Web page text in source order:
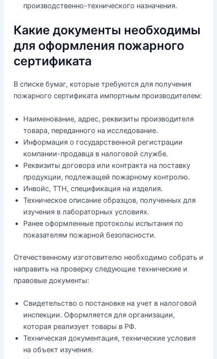
производственно-технического назначения.
Какие документы необходимы
для оформления пожарного
сертификата
В списке бумаг, которые требуются для получения
пожарного сертификата импортным производителем:
Наименование, адрес, реквизиты производителя
товара, переданного на исследование.
Информация о государственной регистрации
компании-продавца в налоговой службе.
Реквизиты договора или контракта на поставку
продукции, подлежащей пожарному контролю.
Инвойс, ТТН, спецификация на изделия.
Техническое описание образцов, полученных для
изучения в лабораторных условиях.
Ранее оформленные протоколы испытания по
показателям пожарной безопасности.
Отечественному изготовителю необходимо собрать и
направить на проверку следующие технические и
правовые документы:
Свидетельство о постановке на учет в налоговой
инспекции. Оформляется для организации,
которая реализует товары в РФ.
Техническая документация, технические условия
на объект изучения.